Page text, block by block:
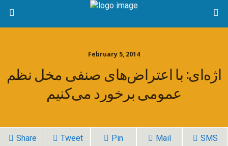
February 5, 2014
اژه‌ای: با اعتراض‌های صنفی مخل نظم
عمومی برخورد می‌کنیم
Share Tweet Pin Mail SMS